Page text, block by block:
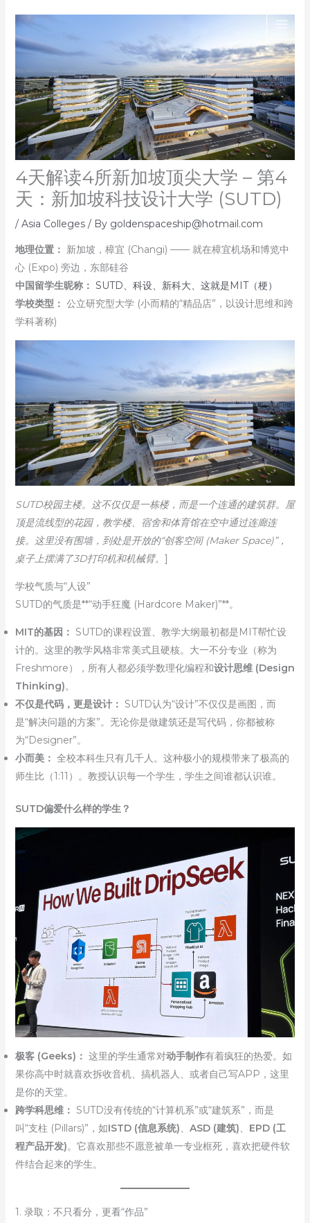
content
4天解读4所新加坡顶尖大学 – 第4
天：新加坡科技设计大学 (SUTD)
/ Asia Colleges/ By goldenspaceship@hotmail.com
地理位置： 新加坡，樟宜 (Changi) —— 就在樟宜机场和博览中
心 (Expo) 旁边，东部硅谷
中国留学生昵称： SUTD、科设、新科大、这就是MIT（梗）
学校类型： 公立研究型大学 (小而精的“精品店”，以设计思维和跨
学科著称)
SUTD校园主楼。这不仅仅是一栋楼，而是一个连通的建筑群。屋
顶是流线型的花园，教学楼、宿舍和体育馆在空中通过连廊连
接。这里没有围墙，到处是开放的“创客空间 (Maker Space)”，
桌子上摆满了3D打印机和机械臂。 ]
学校气质与“人设”
SUTD的气质是**“动手狂魔 (Hardcore Maker)”**。
MIT的基因： SUTD的课程设置、教学大纲最初都是MIT帮忙设
计的。这里的教学风格非常美式且硬核。大一不分专业（称为
Freshmore），所有人都必须学数理化编程和设计思维 (Design
Thinking)。
不仅是代码，更是设计： SUTD认为“设计”不仅仅是画图，而
是“解决问题的方案”。无论你是做建筑还是写代码，你都被称
为“Designer”。
小而美： 全校本科生只有几千人。这种极小的规模带来了极高的
师生比（1:11）。教授认识每一个学生，学生之间谁都认识谁。
SUTD偏爱什么样的学生？
极客 (Geeks)： 这里的学生通常对动手制作有着疯狂的热爱。如
果你高中时就喜欢拆收音机、搞机器人、或者自己写APP，这里
是你的天堂。
跨学科思维： SUTD没有传统的“计算机系”或“建筑系”，而是
叫“支柱 (Pillars)”，如ISTD (信息系统)、 ASD (建筑)、 EPD (工
程产品开发)。它喜欢那些不愿意被单一专业框死，喜欢把硬件软
件结合起来的学生。
1. 录取：不只看分，更看“作品”